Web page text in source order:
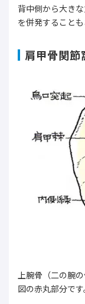
背中側から大き
を併発することも
肩甲骨関節
上腕骨（二の腕
図の赤丸部分です